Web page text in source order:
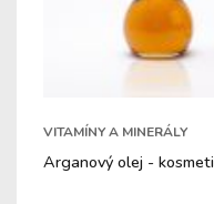
VITAMÍNY A MINERÁLY
Arganový olej -